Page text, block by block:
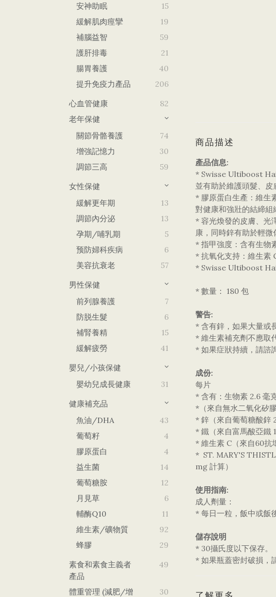
安神助眠
15
緩解肌肉痙攣
19
補腦益智
59
護肝排毒
21
腸胃養護
40
提升免疫力產品
206
心血管健康
82
老年保健
關節骨骼養護
74
增強記憶力
30
調節三高
59
女性保健
緩解更年期
13
調節內分泌
13
孕期/哺乳期
5
预防婦科疾病
6
美容抗衰老
57
男性保健
前列腺養護
7
防脱生髮
6
補腎養精
15
緩解疲勞
41
嬰兒/小孩保健
嬰幼兒成長健康
31
健康補充品
魚油/DHA
43
葡萄籽
4
膠原蛋白
4
益生菌
14
葡萄糖胺
12
月見草
6
輔酶Q10
11
維生素/礦物質
92
蜂膠
29
素食和素食主義者
產品
49
體重管理 (減肥/增
30
商品描述
產品信息:
* Swisse Ultiboost
並有助於維護頭髮、皮
* 膠原蛋白生產：維生
對健康和強壯的結締組
* 容光煥發的皮膚、光
康，同時鋅有助於輕微
* 指甲強度：含有生物
* 抗氧化支持：維生素
* Swisse Ultiboost
* 數量： 180 包
警告:
* 含有鋅，如果大量或
* 維生素補充劑不應取
* 如果症狀持續，請諮
成份:
每片
* 含有：生物素 2.6 毫
*（來自無水二氧化矽
* 鋅（來自葡萄糖酸鋅
* 鐵（來自富馬酸亞鐵
* 維生素 C（來自60抗
* ST. MARY'S
mg 計算）
使用指南:
成人劑量：
* 每日一粒，飯中或飯
儲存說明
* 30攝氏度以下保存。
* 如果瓶蓋密封破損，